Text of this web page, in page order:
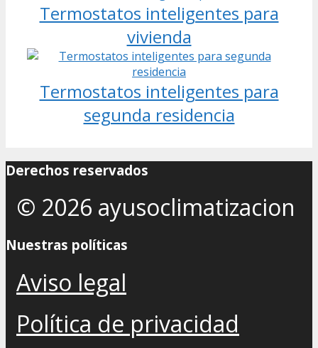
Termostatos inteligentes para
vivienda
Termostatos inteligentes para
segunda residencia
Derechos reservados
© 2026 ayusoclimatizacion
Nuestras políticas
Aviso legal
Política de privacidad